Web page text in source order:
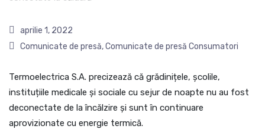
aprilie 1, 2022
Comunicate de presă,Comunicate de presă Consumatori
Termoelectrica S.A. precizează că grădinițele, școlile,
instituțiile medicale și sociale cu sejur de noapte nu au fost
deconectate de la încălzire și sunt în continuare
aprovizionate cu energie termică.